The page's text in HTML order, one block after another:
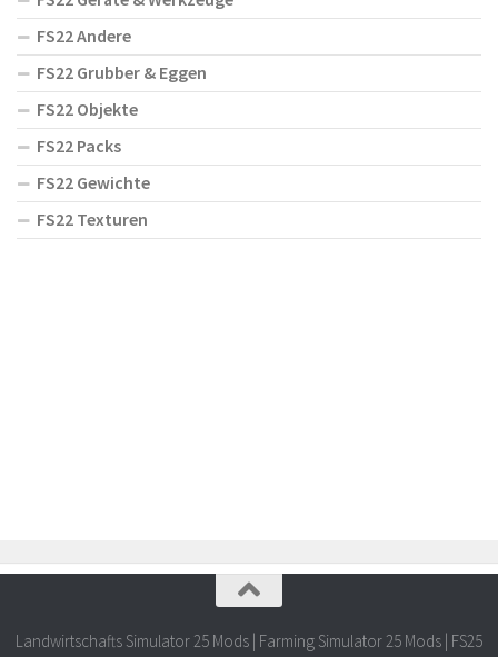
FS22 Andere
FS22 Grubber & Eggen
FS22 Objekte
FS22 Packs
FS22 Gewichte
FS22 Texturen
Landwirtschafts Simulator 25 Mods | Farming Simulator 25 Mods | FS25